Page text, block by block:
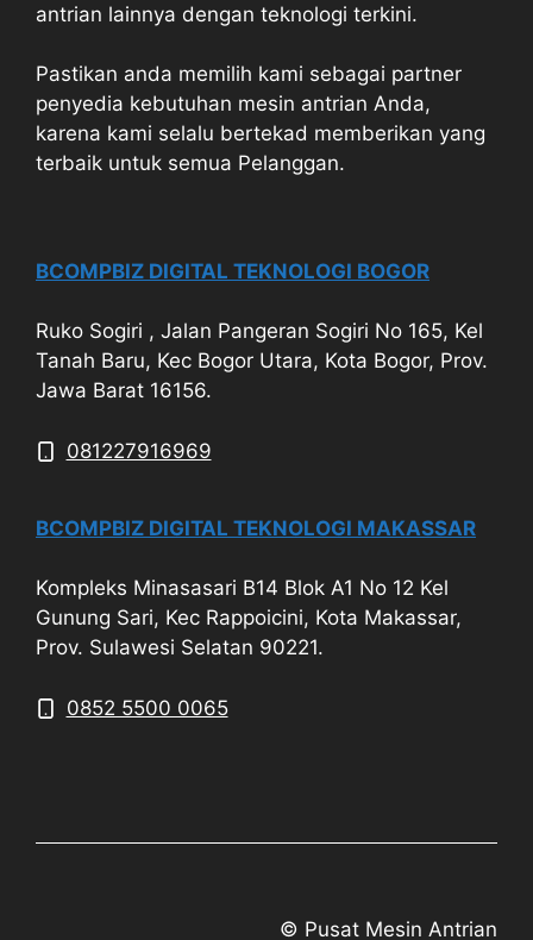
antrian lainnya dengan teknologi terkini.
Pastikan anda memilih kami sebagai partner
penyedia kebutuhan mesin antrian Anda,
karena kami selalu bertekad memberikan yang
terbaik untuk semua Pelanggan.
BCOMPBIZ DIGITAL TEKNOLOGI BOGOR
Ruko Sogiri , Jalan Pangeran Sogiri No 165, Kel
Tanah Baru, Kec Bogor Utara, Kota Bogor, Prov.
Jawa Barat 16156.
081227916969
BCOMPBIZ DIGITAL TEKNOLOGI MAKASSAR
Kompleks Minasasari B14 Blok A1 No 12 Kel
Gunung Sari, Kec Rappoicini, Kota Makassar,
Prov. Sulawesi Selatan 90221.
0852 5500 0065
© Pusat Mesin Antrian